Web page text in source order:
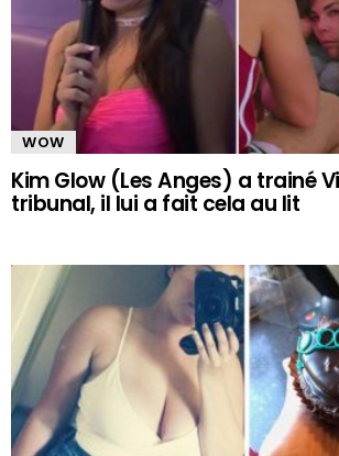
WOW
Kim Glow (Les Anges) a trainé
tribunal, il lui a fait cela au lit